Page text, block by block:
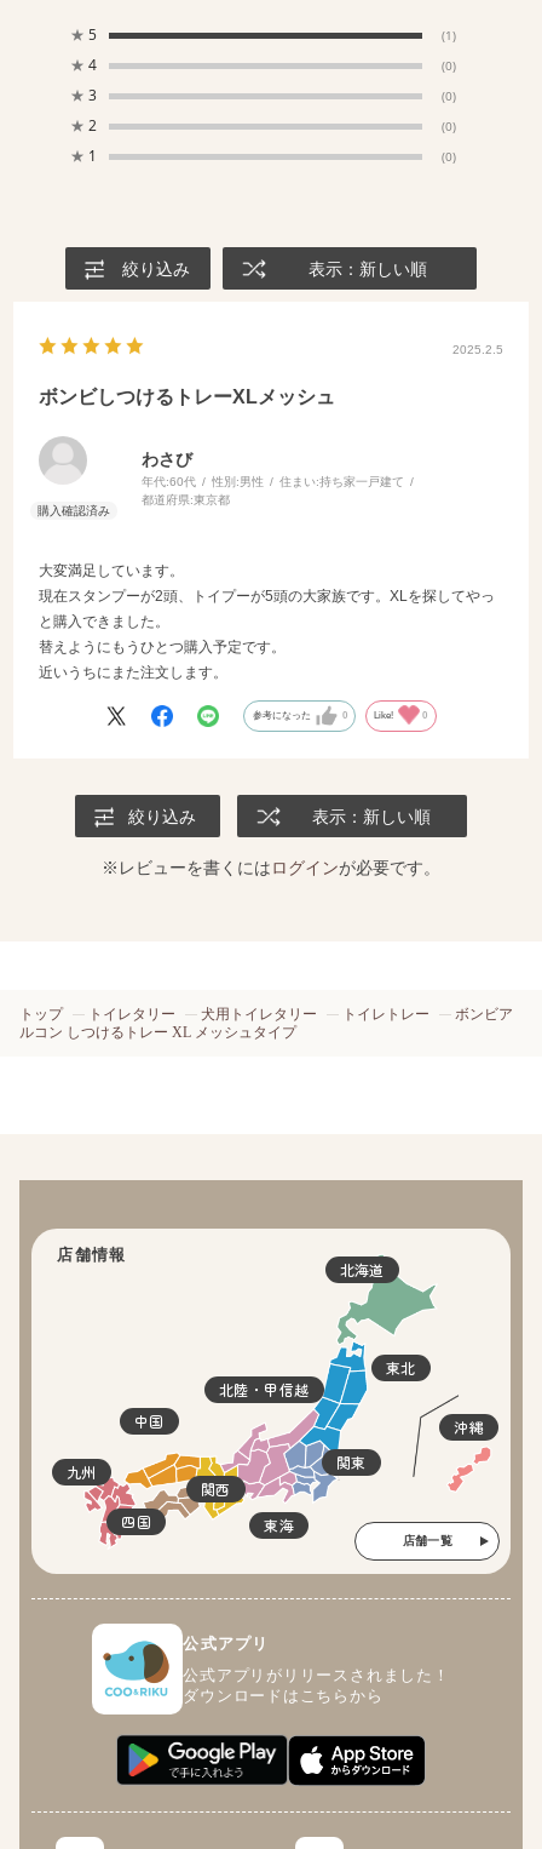
★ 5 (1)
★ 4 (0)
★ 3 (0)
★ 2 (0)
★ 1 (0)
絞り込み 表示：新しい順
2025.2.5
ボンビしつけるトレーXLメッシュ
わさび
年代:60代 性別:男性 住まい:持ち家一戸建て
都道府県:東京都
大変満足しています。
現在スタンプーが2頭、トイプーが5頭の大家族です。XLを探してやっ
と購入できました。
替えようにもうひとつ購入予定です。
近いうちにまた注文します。
参考になった 0 Like! 0
絞り込み 表示：新しい順
※レビューを書くにはログインが必要です。
トップ トイレタリー 犬用トイレタリー トイレトレー
ボンビア
ルコン しつけるトレー XL メッシュタイプ
店舗情報
北海道
東北
関東
北陸・甲信越
東海
関西
四国
中国
九州
沖縄
店舗一覧
公式アプリ
公式アプリがリリースされました！
ダウンロードはこちらから